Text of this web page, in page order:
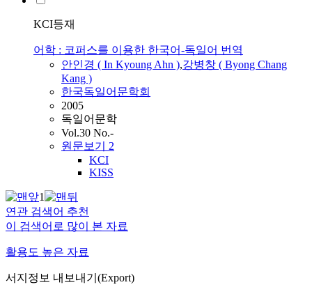
KCI등재
어학 : 코퍼스를 이용한 한국어-독일어 번역
안인경 ( In Kyoung Ahn ),강병창 ( Byong Chang
Kang )
한국독일어문학회
2005
독일어문학
Vol.30 No.-
원문보기 2
KCI
KISS
1
연관 검색어 추천
이 검색어로 많이 본 자료
활용도 높은 자료
서지정보 내보내기(Export)